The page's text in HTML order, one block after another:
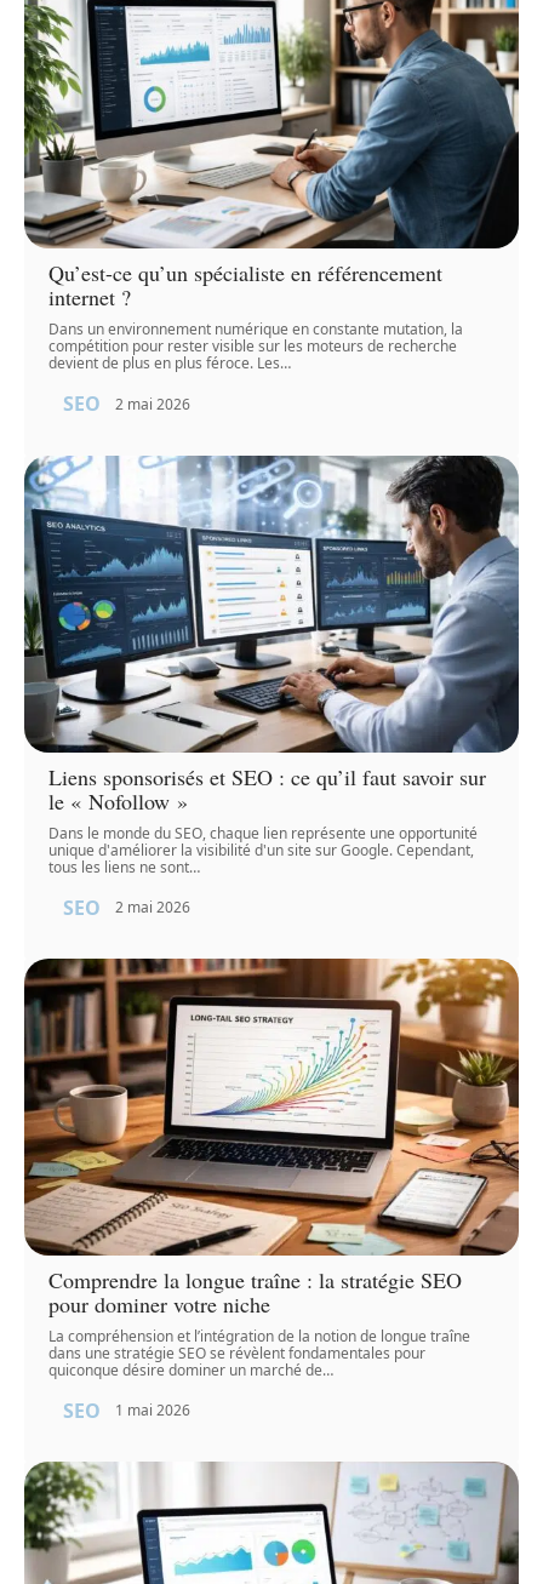
Qu’est-ce qu’un spécialiste en référencement
internet ?
Dans un environnement numérique en constante mutation, la
compétition pour rester visible sur les moteurs de recherche
devient de plus en plus féroce. Les…
SEO 2 mai 2026
Liens sponsorisés et SEO : ce qu’il faut savoir sur
le « Nofollow »
Dans le monde du SEO, chaque lien représente une opportunité
unique d'améliorer la visibilité d'un site sur Google. Cependant,
tous les liens ne sont…
SEO 2 mai 2026
Comprendre la longue traîne : la stratégie SEO
pour dominer votre niche
La compréhension et l’intégration de la notion de longue traîne
dans une stratégie SEO se révèlent fondamentales pour
quiconque désire dominer un marché de…
SEO 1 mai 2026